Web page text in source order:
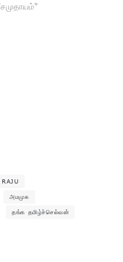
RAJU
அமமுக
தங்க தமிழ்ச்செல்வன்